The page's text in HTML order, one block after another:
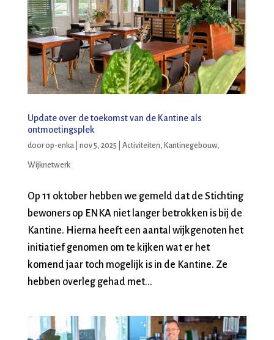
Update over de toekomst van de Kantine als
ontmoetingsplek
doorop-enka| nov 5, 2025 Activiteiten, Kantinegebouw,
Wijknetwerk
Op 11 oktober hebben we gemeld dat de Stichting
bewoners op ENKA niet langer betrokken is bij de
Kantine. Hierna heeft een aantal wijkgenoten het
initiatief genomen om te kijken wat er het
komend jaar toch mogelijk is in de Kantine. Ze
hebben overleg gehad met...